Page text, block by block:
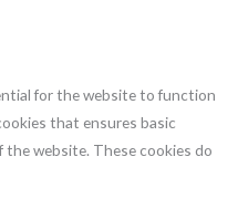
for the website to function
that ensures basic
website. These cookies do